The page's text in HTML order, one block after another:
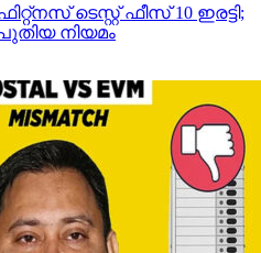
ടെസ്റ്റ് ഫീസ് 10 ഇരട്ടി;
പുതിയ നിയമം